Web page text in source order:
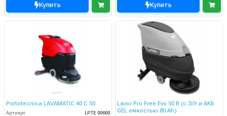
Купить Купить
Portotecnica LAVAMATIC 40 C 50
Артикул
LPTE 00600
Lavor Pro Free Evo 50 B (с З/У и АКБ
GEL емкостью 80 Ah)